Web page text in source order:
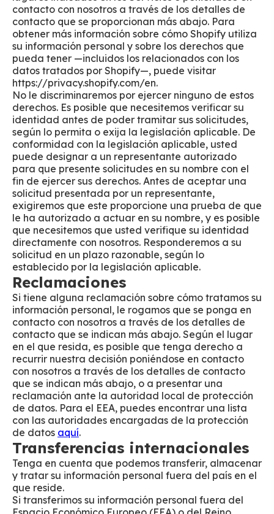
contacto con nosotros a través de los detalles de
contacto que se proporcionan más abajo. Para
obtener más información sobre cómo Shopify utiliza
su información personal y sobre los derechos que
pueda tener —incluidos los relacionados con los
datos tratados por Shopify—, puede visitar
https://privacy.shopify.com/en.
No le discriminaremos por ejercer ninguno de estos
derechos. Es posible que necesitemos verificar su
identidad antes de poder tramitar sus solicitudes,
según lo permita o exija la legislación aplicable. De
conformidad con la legislación aplicable, usted
puede designar a un representante autorizado
para que presente solicitudes en su nombre con el
fin de ejercer sus derechos. Antes de aceptar una
solicitud presentada por un representante,
exigiremos que este proporcione una prueba de que
le ha autorizado a actuar en su nombre, y es posible
que necesitemos que usted verifique su identidad
directamente con nosotros. Responderemos a su
solicitud en un plazo razonable, según lo
establecido por la legislación aplicable.
Reclamaciones
Si tiene alguna reclamación sobre cómo tratamos su
información personal, le rogamos que se ponga en
contacto con nosotros a través de los detalles de
contacto que se indican más abajo. Según el lugar
en el que resida, es posible que tenga derecho a
recurrir nuestra decisión poniéndose en contacto
con nosotros a través de los detalles de contacto
que se indican más abajo, o a presentar una
reclamación ante la autoridad local de protección
de datos. Para el EEA, puedes encontrar una lista
con las autoridades encargadas de la protección
de datos aquí.
Transferencias internacionales
Tenga en cuenta que podemos transferir, almacenar
y tratar su información personal fuera del país en el
que reside.
Si transferimos su información personal fuera del